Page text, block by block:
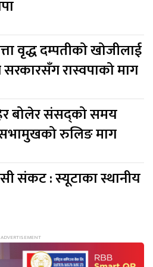
वृद्ध दम्पतीको खोजीलाई
सरकारसँग रास्वपाको माग
बोलेर संसद्को समय
रुलिङ माग
संकट : स्यूटाका स्थानीय